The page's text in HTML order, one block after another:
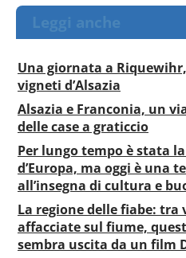
Leggi anche
Una giornata a
vigneti d’Alsazia
Alsazia e Franconia, un
delle case a graticcio
Per lungo tempo è stata
d’Europa, ma oggi è una
all’insegna di cultura e
La regione delle fiabe: tra
affacciate sul fiume,
sembra uscita da un film